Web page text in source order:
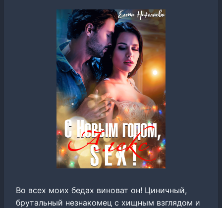
Во всех моих бедах виноват он! Циничный,
брутальный незнакомец с хищным взглядом и